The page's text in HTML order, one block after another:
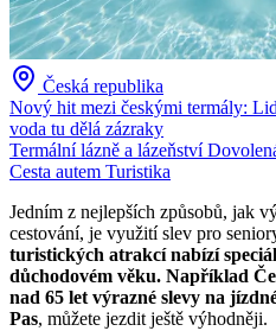
Česká republika
Nový hit mezi českými termály:
voda tu dělá zázraky
Termální lázně a lázeňství
Cesta autem Turistika
Jedním z nejlepších způsobů, jak
cestování, je využití slev pro
turistických atrakcí nabízí
důchodovém věku. Například
nad 65 let výrazné slevy na
Pas, můžete jezdit ještě výhodněji.